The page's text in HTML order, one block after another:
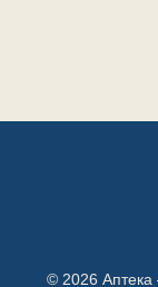
© 2026 Аптека